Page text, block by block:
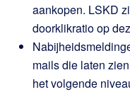
aankopen. LSKD
doorklikratio op
mails die laten
het volgende